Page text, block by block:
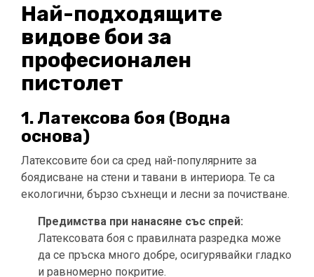
Най-подходящите
видове бои за
професионален
пистолет
1. Латексова боя (Водна
основа)
Латексовите бои са сред най-популярните за
боядисване на стени и тавани в интериора. Те са
екологични, бързо съхнещи и лесни за почистване.
Предимства при нанасяне със спрей:
Латексовата боя с правилната разредка може
да се пръска много добре, осигурявайки гладко
и равномерно покритие.